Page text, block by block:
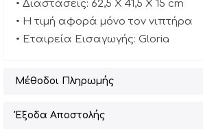
• Διαστάσεις: 62,5 X 41,5 X 15 cm
• Η τιμή αφορά μόνο τον νιπτήρα
• Εταιρεία Εισαγωγής: Gloria
Μέθοδοι Πληρωμής
Έξοδα Αποστολής